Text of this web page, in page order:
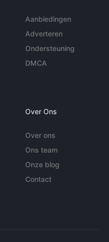
Aanbiedingen
Adverteren
Ondersteuning
DMCA
Over Ons
Over ons
Ons team
Onze blog
Contact